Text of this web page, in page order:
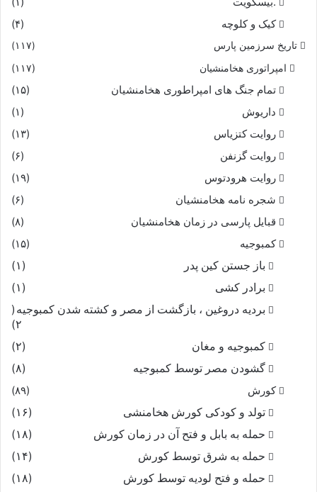
کیک و کلوچه
(۴)
تاریخ سرزمین پارس (۱۱۷)
امپراتوری هخامنشیان (۱۱۷)
تمام جنگ های امپراطوری هخامنشیان
(۱۵)
داریوش
(۱)
روایت کتزیاس
(۱۳)
روایت گزنفن
(۶)
روایت هرودتوس
(۱۹)
شجره نامه هخامنشیان
(۶)
قبایل پارسی در زمان هخامنشیان
(۸)
کمبوجیه
(۱۵)
باز جستن کین پدر
(۱)
برادر کشی
(۱)
بردیه دروغین ، بازگشت از مصر و کشته شدن کمبوجیه (
۲)
کمبوجیه و مغان
(۲)
گشودن مصر توسط کمبوجیه
(۸)
کورش
(۸۹)
تولد و کودکی کورش هخامنشی
(۱۶)
حمله به بابل و فتح آن در زمان کورش
(۱۸)
حمله به شرق توسط کورش
(۱۴)
حمله و فتح لودیه توسط کورش
(۱۸)